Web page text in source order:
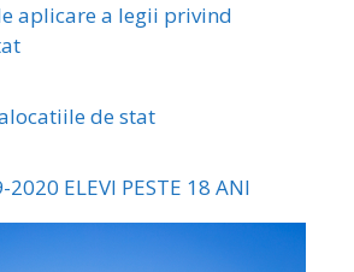
aplicare a legii privind
de stat
2020 ELEVI PESTE 18 ANI